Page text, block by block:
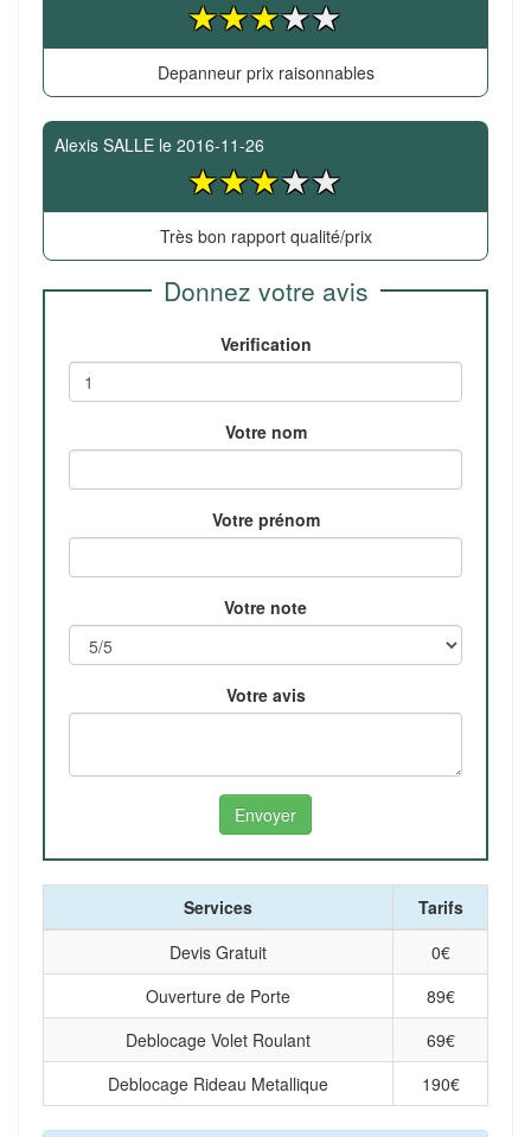
Depanneur prix raisonnables
Alexis SALLE le 2016-11-26
Très bon rapport qualité/prix
Donnez votre avis
Verification
Votre nom
Votre prénom
Votre note
Votre avis
Services
Tarifs
Devis Gratuit
0€
Ouverture de Porte
89€
Deblocage Volet Roulant
69€
Deblocage Rideau Metallique
190€